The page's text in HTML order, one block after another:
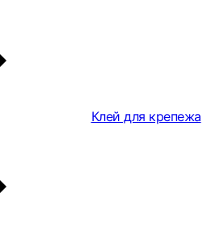
Клей для крепежа